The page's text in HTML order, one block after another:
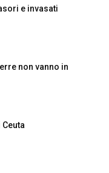
e invasati
non vanno in